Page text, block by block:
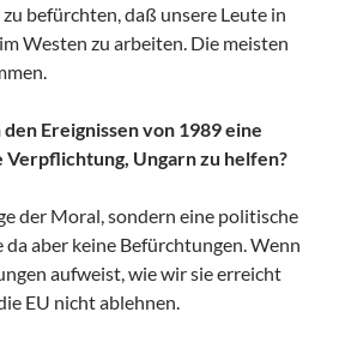
befürchten, daß unsere Leute in
Westen zu arbeiten. Die meisten
Ereignissen von 1989 eine
Verpflichtung, Ungarn zu helfen?
der Moral, sondern eine politische
da aber keine Befürchtungen. Wenn
aufweist, wie wir sie erreicht
EU nicht ablehnen.